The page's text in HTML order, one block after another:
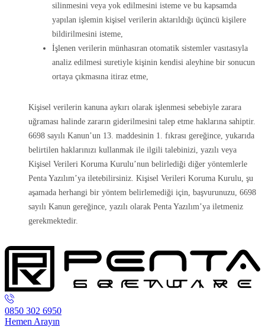
silinmesini veya yok edilmesini isteme ve bu kapsamda
yapılan işlemin kişisel verilerin aktarıldığı üçüncü kişilere
bildirilmesini isteme,
İşlenen verilerin münhasıran otomatik sistemler vasıtasıyla
analiz edilmesi suretiyle kişinin kendisi aleyhine bir sonucun
ortaya çıkmasına itiraz etme,
Kişisel verilerin kanuna aykırı olarak işlenmesi sebebiyle zarara
uğraması halinde zararın giderilmesini talep etme haklarına sahiptir.
6698 sayılı Kanun’un 13. maddesinin 1. fıkrası gereğince, yukarıda
belirtilen haklarınızı kullanmak ile ilgili talebinizi, yazılı veya
Kişisel Verileri Koruma Kurulu’nun belirlediği diğer yöntemlerle
Penta Yazılım’ya iletebilirsiniz. Kişisel Verileri Koruma Kurulu, şu
aşamada herhangi bir yöntem belirlemediği için, başvurunuzu, 6698
sayılı Kanun gereğince, yazılı olarak Penta Yazılım’ya iletmeniz
gerekmektedir.
0850 302 6950
Hemen Arayın